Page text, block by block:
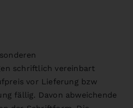
schriftlich vereinbart
vor Lieferung bzw
fällig. Davon abweichende